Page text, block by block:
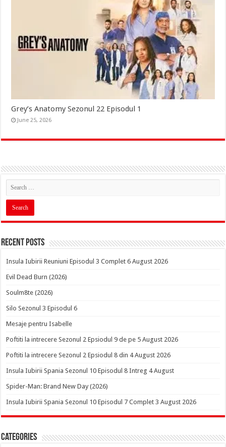
Grey’s Anatomy Sezonul 22 Episodul 1
June 25, 2026
Recent Posts
Insula Iubirii Reuniuni Episodul 3 Complet 6 August 2026
Evil Dead Burn (2026)
Soulm8te (2026)
Silo Sezonul 3 Episodul 6
Mesaje pentru Isabelle
Poftiti la intrecere Sezonul 2 Epsiodul 9 de pe 5 August 2026
Poftiti la intrecere Sezonul 2 Epsiodul 8 din 4 August 2026
Insula Iubirii Spania Sezonul 10 Episodul 8 Intreg 4 August
Spider-Man: Brand New Day (2026)
Insula Iubirii Spania Sezonul 10 Episodul 7 Complet 3 August 2026
Categories